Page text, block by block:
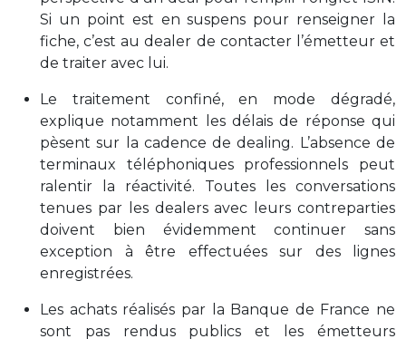
Si un point est en suspens pour renseigner la
fiche, c’est au dealer de contacter l’émetteur et
de traiter avec lui.
Le traitement confiné, en mode dégradé,
explique notamment les délais de réponse qui
pèsent sur la cadence de dealing. L’absence de
terminaux téléphoniques professionnels peut
ralentir la réactivité. Toutes les conversations
tenues par les dealers avec leurs contreparties
doivent bien évidemment continuer sans
exception à être effectuées sur des lignes
enregistrées.
Les achats réalisés par la Banque de France ne
sont pas rendus publics et les émetteurs